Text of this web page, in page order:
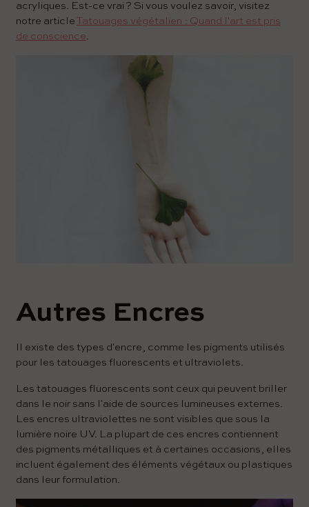
acryliques. Est-ce vrai ? Si vous voulez savoir, visitez
notre article Tatouages végétalien : Quand l'art est pris
de conscience.
Autres Encres
Il existe des types d'encre, comme les pigments utilisés
pour les tatouages ​​fluorescents et ultraviolets.
Les tatouages ​​fluorescents sont ceux qui peuvent briller
dans le noir sans l'aide de sources lumineuses externes.
Les encres ultraviolettes ne sont visibles que sous la
lumière noire UV. La plupart de ces encres contiennent
des pigments métalliques et à certaines occasions, elles
incluent également des éléments végétaux ou plastiques
dans leur formulation.